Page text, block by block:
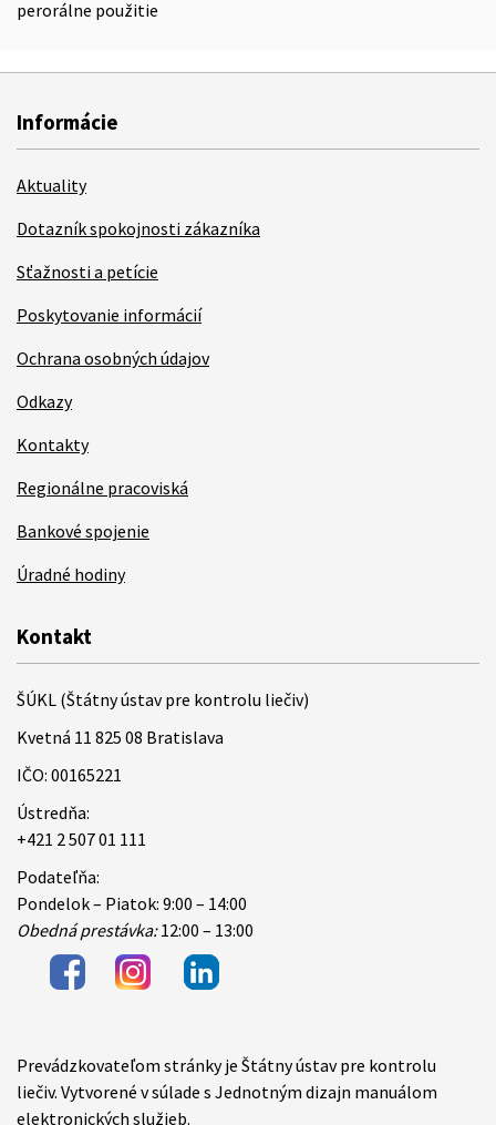
perorálne použitie
Informácie
Aktuality
Dotazník spokojnosti zákazníka
Sťažnosti a petície
Poskytovanie informácií
Ochrana osobných údajov
Odkazy
Kontakty
Regionálne pracoviská
Bankové spojenie
Úradné hodiny
Kontakt
ŠÚKL (Štátny ústav pre kontrolu liečiv)
Kvetná 11 825 08 Bratislava
IČO: 00165221
Ústredňa:
+421 2 507 01 111
Podateľňa:
Pondelok – Piatok: 9:00 – 14:00
Obedná prestávka:12:00 – 13:00
Items
Prevádzkovateľom stránky je Štátny ústav pre kontrolu
liečiv. Vytvorené v súlade s Jednotným dizajn manuálom
elektronických služieb.